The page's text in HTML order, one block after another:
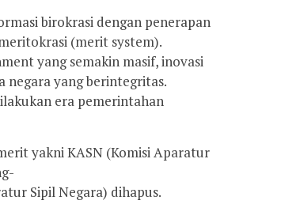
birokrasi dengan penerapan
(merit system).
yang semakin masif, inovasi
negara yang berintegritas.
era pemerintahan
yakni KASN (Komisi Aparatur
Sipil Negara) dihapus.